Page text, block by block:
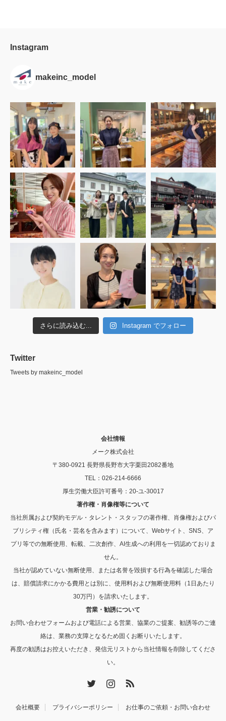
Instagram
makeinc_model
さらに読み込む... Instagram でフォロー
Twitter
Tweets by makeinc_model
会社情報
メーク株式会社
〒380-0921 長野県長野市大字栗田2082番地
TEL：026-214-6666
厚生労働大臣許可番号：20-ユ-30017
著作権・肖像権等について
当社所属および契約モデル・タレント・スタッフの著作権、肖像権およびパ
ブリシティ権（氏名・芸名を含みます）について、Webサイト、SNS、ア
プリ等での無断使用、転載、二次創作、AI生成への利用を一切認めておりま
せん。
当社が認めていない無断使用、または名誉を毀損する行為を確認した場合
は、賠償請求にかかる費用とは別に、使用料および無断使用料（1日あたり
30万円）を請求いたします。
営業・勧誘について
お問い合わせフォームおよび電話による営業、協業のご提案、勧誘等のご連
絡は、業務の支障となるため固くお断りいたします。
再度の勧誘はお控えいただき、発信元リストから当社情報を削除してくださ
い。
会社概要 プライバシーポリシー お仕事のご依頼・お問い合わせ